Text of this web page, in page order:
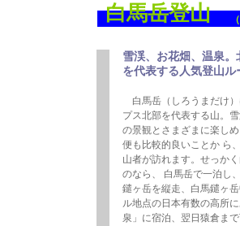
白馬岳登山 （
雪渓、お花畑、温泉。
を代表する人気登山ル
白馬岳（しろうまだけ）
プス北部を代表する山。
の景観とさまざまに楽し
便も比較的良いことか ら
山者が訪れます。せっか
のなら、 白馬岳で一泊し
鑓ヶ岳を縦走、白馬鑓ヶ
ル地点の日本有数の高所
泉」に宿泊、翌日猿倉ま